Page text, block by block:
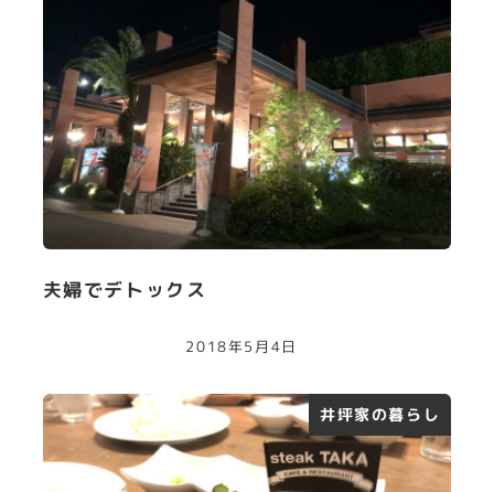
夫婦でデトックス
2018年5月4日
井坪家の暮らし